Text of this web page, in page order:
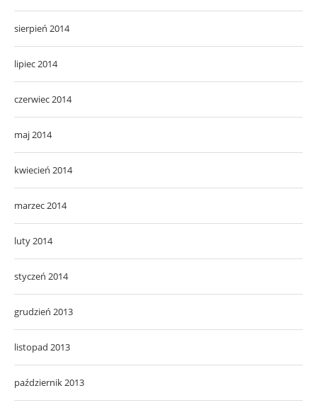
sierpień 2014
lipiec 2014
czerwiec 2014
maj 2014
kwiecień 2014
marzec 2014
luty 2014
styczeń 2014
grudzień 2013
listopad 2013
październik 2013